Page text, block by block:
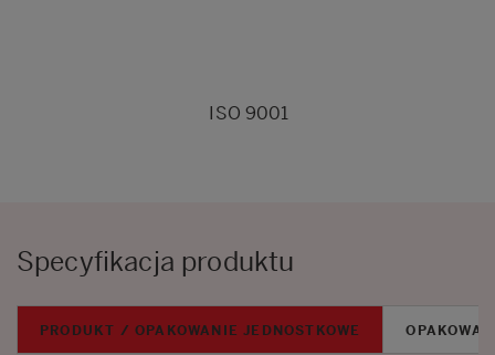
ISO 9001
Specyfikacja produktu
PRODUKT / OPAKOWANIE JEDNOSTKOWE